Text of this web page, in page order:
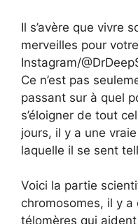
Il s’avère que vivre
merveilles pour
Instagram/
Ce n’est pas
passant sur à quel
s’éloigner de tout
jours, il y a une
laquelle il se sent
Voici la partie
chromosomes, il y a
télomères qui